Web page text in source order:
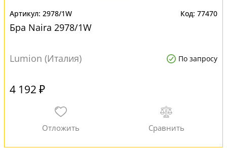
2978/1W 77470
Бра Naira 2978/1W
Lumion (Италия) По запросу
4 192 ₽